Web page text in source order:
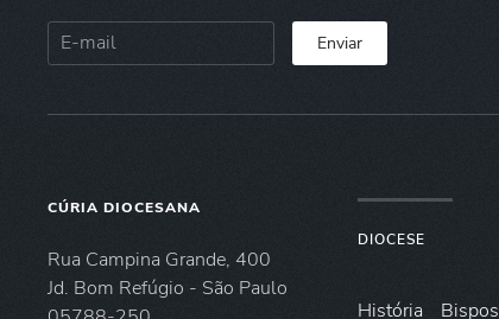
Enviar
CÚRIA DIOCESANA
Rua Campina Grande, 400
Jd. Bom Refúgio - São Paulo
DIOCESE
História Bispos